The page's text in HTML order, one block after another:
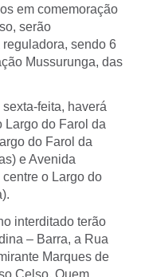
em comemoração
serão
sendo 6
Mussurunga, das
feita, haverá
Largo do Farol da
do Farol da
e Avenida
o Largo do
interditado terão
– Barra, a Rua
Marques de